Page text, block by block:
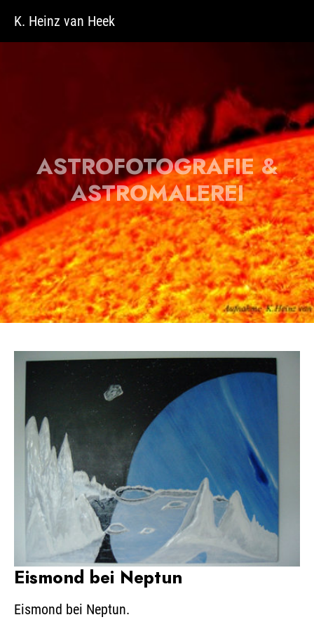
K. Heinz van Heek
ASTROFOTOGRAFIE &
ASTROMALEREI
Eismond bei Neptun
Eismond bei Neptun.